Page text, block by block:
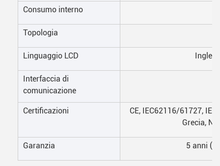
Consumo interno
Topologia
Linguaggio LCD
Interfaccia di
comunicazione
Certificazioni
CE, IEC62116/61727,
Grecia,
Garanzia 5 anni